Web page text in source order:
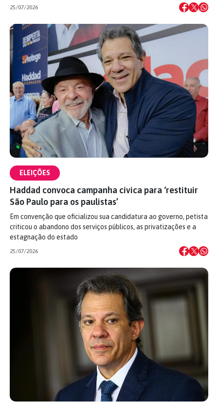
25/07/2026
ELEIÇÕES
Haddad convoca campanha cívica para ‘restituir
São Paulo para os paulistas’
Em convenção que oficializou sua candidatura ao governo, petista
criticou o abandono dos serviços públicos, as privatizações e a
estagnação do estado
25/07/2026